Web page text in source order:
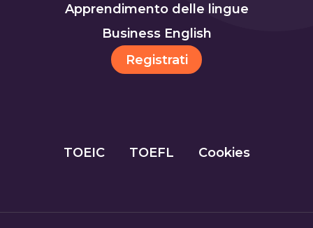
Apprendimento delle lingue
Business English
Registrati
TOEIC TOEFL Cookies